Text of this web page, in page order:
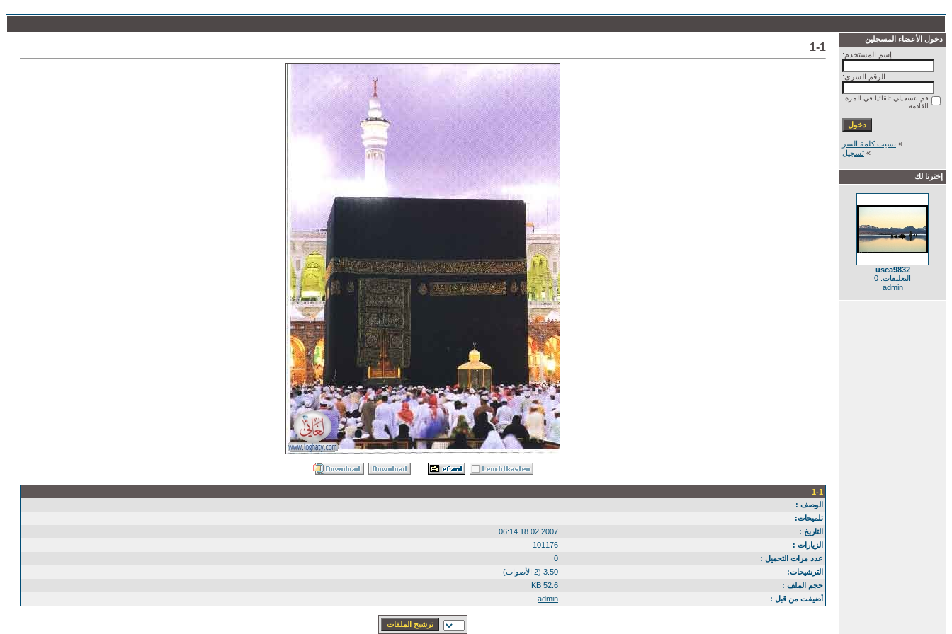
دخول الأعضاء المسجلين
إسم المستخدم:
الرقم السري:
قم بتسجيلي تلقائيا في المرة
القادمة
» نسيت كلمة السر
» تسجيل
إخترنا لك
usca9832
التعليقات: 0
admin
1-1
1-1
الوصف :
تلميحات:
التاريخ :
18.02.2007 06:14
الزيارات :
101176
عدد مرات التحميل :
0
الترشيحات:
3.50 (2 الأصوات)
حجم الملف :
52.6 KB
أضيفت من قبل :
admin